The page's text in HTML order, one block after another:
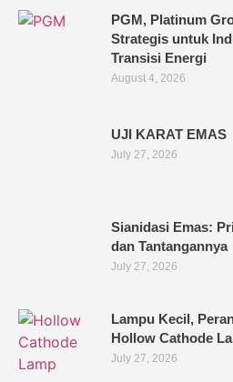
PGM, Platinum
Strategis untuk
Transisi Energi
August 4, 2026
UJI KARAT EMAS
July 27, 2026
Sianidasi Emas:
dan Tantangannya
July 27, 2026
Lampu Kecil,
Hollow Cathode
July 27, 2026